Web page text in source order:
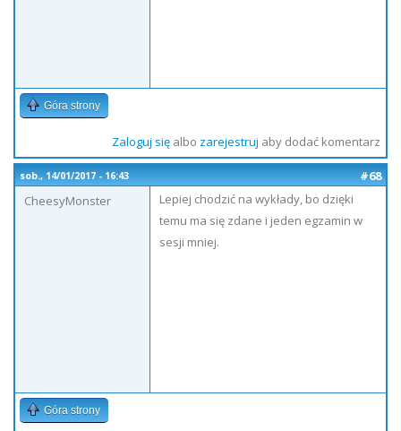
Góra strony
Zaloguj sięalbo zarejestruj aby dodać komentarz
sob., 14/01/2017 - 16:43
#68
CheesyMonster
Lepiej chodzić na wykłady, bo dzięki
temu ma się zdane i jeden egzamin w
sesji mniej.
Góra strony